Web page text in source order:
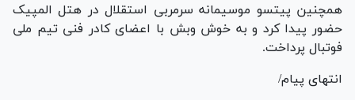
همچنین پیتسو موسیمانه سرمربی استقلال در هتل المپیک
حضور پیدا کرد و به خوش وبش با اعضای کادر فنی تیم ملی
فوتبال پرداخت.
انتهای پیام/